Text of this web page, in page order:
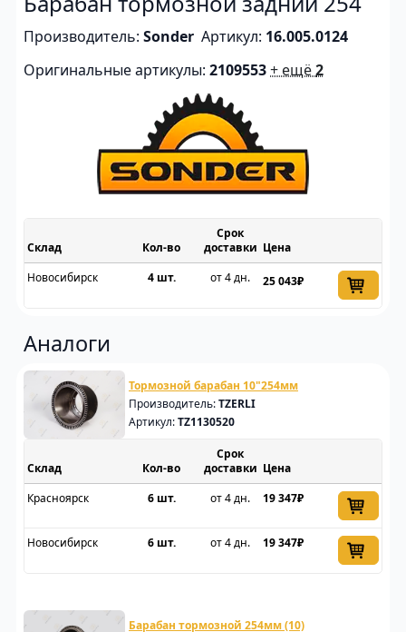
Производитель: Sonder Артикул: 16.005.0124
Оригинальные артикулы: 2109553+ ещё2
Склад
Срок
доставки Цена
Новосибирск
4 шт. от 4 дн. 25 043₽
Аналоги
Тормозной барабан 10"254мм
Производитель:TZERLI
Артикул:TZ1130520
Склад
Срок
доставки Цена
Красноярск
6 шт. от 4 дн. 19 347₽
Новосибирск 6 шт. от 4 дн. 19 347₽
Барабан тормозной 254мм (10)